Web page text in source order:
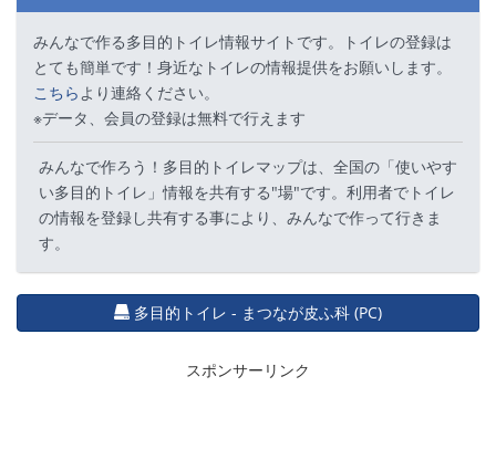
みんなで作る多目的トイレ情報サイトです。トイレの登録は
とても簡単です！身近なトイレの情報提供をお願いします。
こちらより連絡ください。
※データ、会員の登録は無料で行えます
みんなで作ろう！多目的トイレマップは、全国の「使いやす
い多目的トイレ」情報を共有する"場"です。利用者でトイレ
の情報を登録し共有する事により、みんなで作って行きま
す。
多目的トイレ - まつなが皮ふ科 (PC)
スポンサーリンク